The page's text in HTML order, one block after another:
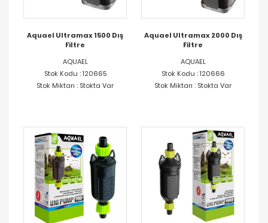
Aquael Ultramax 1500 Dış
Filtre
AQUAEL
Stok Kodu : 120665
Stok Miktarı : Stokta Var
Aquael Ultramax 2000 Dış
Filtre
AQUAEL
Stok Kodu : 120666
Stok Miktarı : Stokta Var